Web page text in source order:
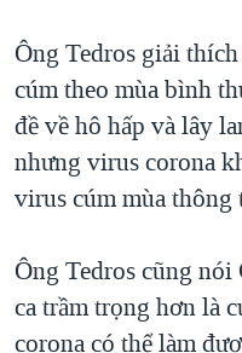
Ông Tedros giải
cúm theo mùa bình
đề về hô hấp và lây
nhưng virus corona
virus cúm mùa thông
Ông Tedros cũng
ca trầm trọng hơn là
corona có thể làm